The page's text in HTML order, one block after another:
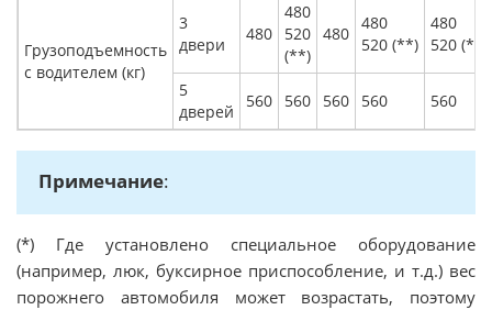
Грузоподъемность
с водителем (кг)
3
двери
480
480
520
(**)
480
480
520 (**)
480
520 (**)
5
дверей
560 560 560 560 560
Примечание:
(*) Где установлено специальное оборудование
(например, люк, буксирное приспособление, и т.д.) вес
порожнего автомобиля может возрастать, поэтому